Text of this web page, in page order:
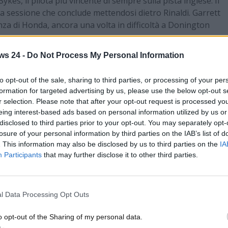
24 - Do Not Process My Personal Information
opt-out of the sale, sharing to third parties, or processing of your
for targeted advertising by us, please use the below opt-out
selection. Please note that after your opt-out request is processed
interest-based ads based on personal information utilized by us
to third parties prior to your opt-out. You may separately
of your personal information by third parties on the IAB’s list of
This information may also be disclosed by us to third parties on the
Participants that may further disclose it to other third parties.
Data Processing Opt Outs
opt-out of the Sharing of my personal data.
che conclude mettendosi dietro Rinaldi. Garrett
di Honda, ancora una volta in difficoltà a Donington
WorldSBK,per la classifica completa clicca qui:
1’26.041
+0.369
Team) +0.461